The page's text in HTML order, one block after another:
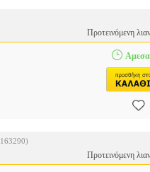
Προτεινόμενη
Αμεσα
Προτεινόμενη